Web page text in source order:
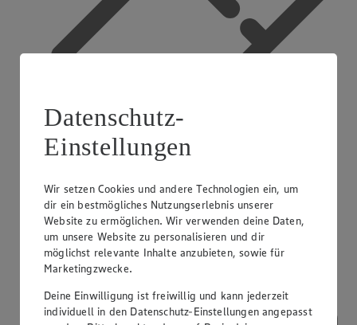
App Coupons
Datenschutz-
Einstellungen
Wir setzen Cookies und andere Technologien ein, um
dir ein bestmögliches Nutzungserlebnis unserer
Website zu ermöglichen. Wir verwenden deine Daten,
um unsere Website zu personalisieren und dir
möglichst relevante Inhalte anzubieten, sowie für
Marketingzwecke.
Deine Einwilligung ist freiwillig und kann jederzeit
individuell in den Datenschutz-Einstellungen angepasst